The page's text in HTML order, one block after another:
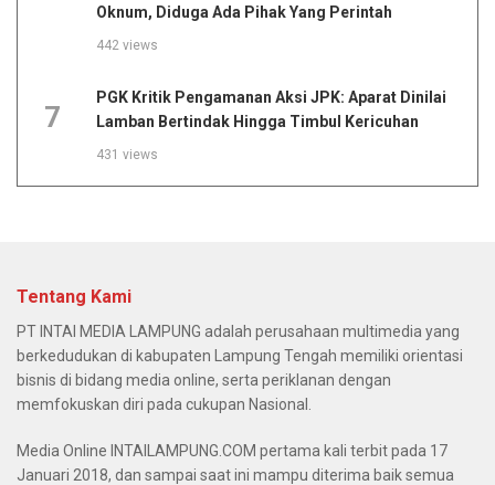
Oknum, Diduga Ada Pihak Yang Perintah
442 views
7
PGK Kritik Pengamanan Aksi JPK: Aparat Dinilai
Lamban Bertindak Hingga Timbul Kericuhan
431 views
Tentang Kami
PT INTAI MEDIA LAMPUNG adalah perusahaan multimedia yang
berkedudukan di kabupaten Lampung Tengah memiliki orientasi
bisnis di bidang media online, serta periklanan dengan
memfokuskan diri pada cukupan Nasional.
Media Online INTAILAMPUNG.COM pertama kali terbit pada 17
Januari 2018, dan sampai saat ini mampu diterima baik semua